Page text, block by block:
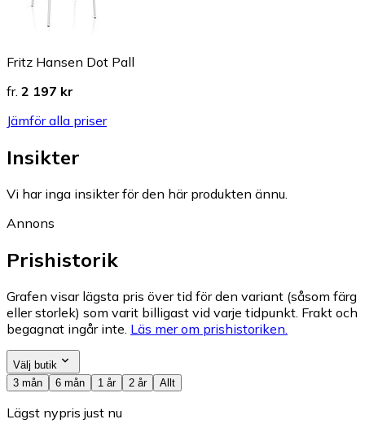
Fritz Hansen Dot Pall
fr. 2 197 kr
Jämför alla priser
Insikter
Vi har inga insikter för den här produkten ännu.
Annons
Prishistorik
Grafen visar lägsta pris över tid för den variant (såsom färg
eller storlek) som varit billigast vid varje tidpunkt. Frakt och
begagnat ingår inte. Läs mer om prishistoriken.
Välj butik
3 mån
6 mån 1 år 2 år Allt
Lägst nypris just nu